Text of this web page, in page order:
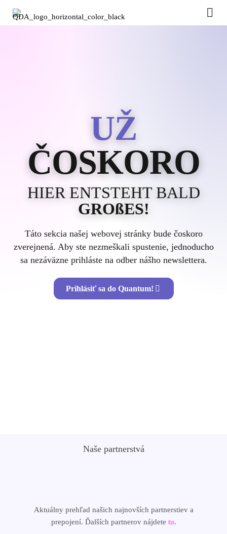
UŽ
ČOSKORO
HIER ENTSTEHT BALD
GROßES!
Táto sekcia našej webovej stránky bude čoskoro
zverejnená. Aby ste nezmeškali spustenie, jednoducho
sa nezáväzne prihláste na odber nášho newslettera.
Prihlásiť sa do Quantum!
Naše partnerstvá
Aktuálny prehľad našich najnovších partnerstiev a
prepojení. Ďalších partnerov nájdete tu.